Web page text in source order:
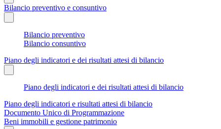
Bilancio preventivo e consuntivo
Bilancio preventivo
Bilancio consuntivo
Piano degli indicatori e dei risultati attesi di bilancio
Piano degli indicatori e dei risultati attesi di bilancio
Piano degli indicatori e risultati attesi di bilancio
Documento Unico di Programmazione
Beni immobili e gestione patrimonio